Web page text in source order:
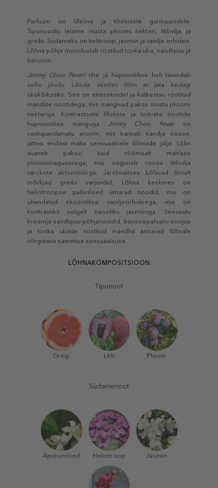
Parfüüm on lilleline ja tõelistele gurmaanidele.
Tipunoodis leiame musta ploomi nektari, litšivilja ja
greibi. Südameks on helitroop, jasmiin ja vanilje orhidee.
Lõhna põhja moodustab röstitud tonka uba, sandlipuu ja
benzoin.
Jimmy Choo Feveritihe ja hüpnootiline heli täiendab
selle jõudu. Lillede veetlev lõhn ei jäta kedagi
ükskõikseks. See on enesekindel ja kütkestav, röstitud
mandlite nootidega, mis mängivad paksu musta ploomi
nektariga. Kontrastsete lilleliste ja toitvate nootide
hüpnootilise mänguga Jimmy Choo Feveron
vastupandamatu aroom, mis kannab kandja öösse,
jättes endast maha sensuaalsete lõhnade jälje. Lõhn
avaneb paksu, kuid rõõmsalt mahlase
ploomimagususega, mis seguneb roosa litšivilja
värskete aktsentidega. Järelmaitses kõlavad õrnalt
mõrkjad greibi varjundid. Lõhna keskmes on
heliotroopse pulbrilised ümarad noodid, mis on
ühendatud eksootilise vaniljeorhideega, mis on
kontrastiks selgelt naiseliku jasmiiniga. Seevastu
kreemja sandlipuu põhjanoodid, bensoepalsami soojus
ja tonka ubade röstitud mandlid annavad lõhnale
võrgutava sametise sensuaalsuse.
LÕHNAKOMPOSITSIOON
Tipunoot
Greip Litši Ploom
Südamenoot
Apelsiniõied Heliotroop Jasmiin